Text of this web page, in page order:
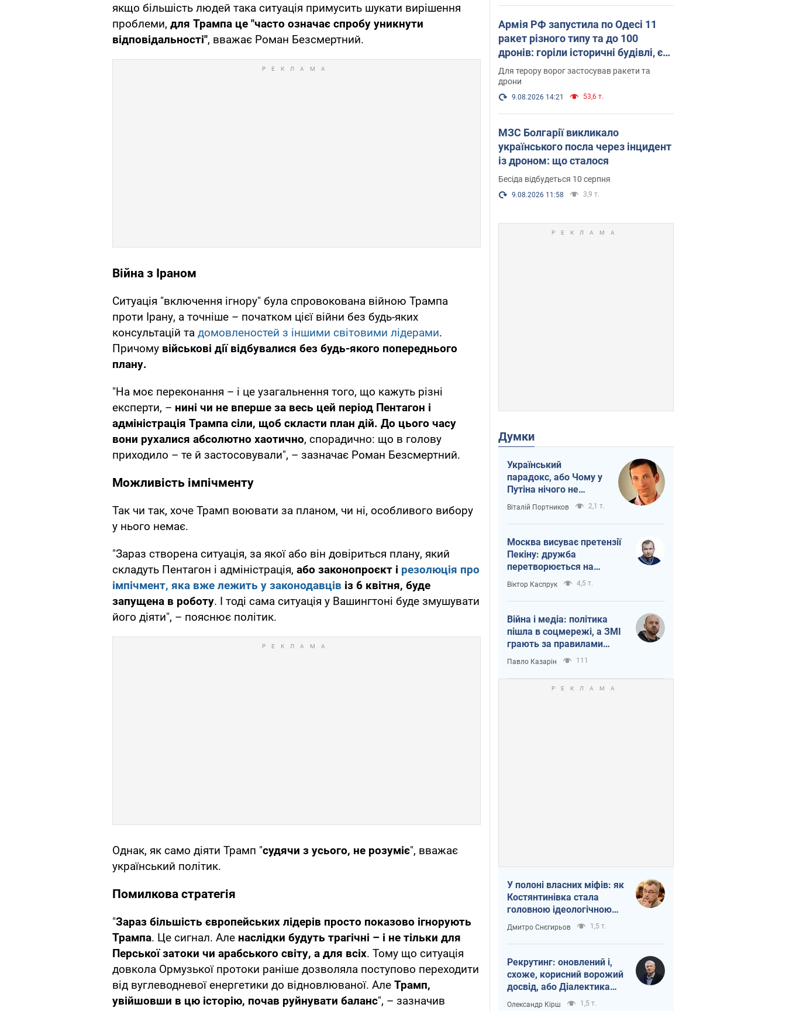
якщо більшість людей така ситуація примусить шукати вирішення
проблеми, для Трампа це "часто означає спробу уникнути
відповідальності", вважає Роман Безсмертний.
Війна з Іраном
Ситуація "включення ігнору" була спровокована війною Трампа
проти Ірану, а точніше – початком цієї війни без будь-яких
консультацій та домовленостей з іншими світовими лідерами.
Причому військові дії відбувалися без будь-якого попереднього
плану.
"На моє переконання – і це узагальнення того, що кажуть різні
експерти, – нині чи не вперше за весь цей період Пентагон і
адміністрація Трампа сіли, щоб скласти план дій. До цього часу
вони рухалися абсолютно хаотично, спорадично: що в голову
приходило – те й застосовували", – зазначає Роман Безсмертний.
Можливість імпічменту
Так чи так, хоче Трамп воювати за планом, чи ні, особливого вибору
у нього немає.
"Зараз створена ситуація, за якої або він довіриться плану, який
складуть Пентагон і адміністрація, або законопроєкт і резолюція про
імпічмент, яка вже лежить у законодавців із 6 квітня, буде
запущена в роботу. І тоді сама ситуація у Вашингтоні буде змушувати
його діяти", – пояснює політик.
Однак, як само діяти Трамп "судячи з усього, не розуміє", вважає
український політик.
Помилкова стратегія
"Зараз більшість європейських лідерів просто показово ігнорують
Трампа. Це сигнал. Але наслідки будуть трагічні – і не тільки для
Перської затоки чи арабського світу, а для всіх. Тому що ситуація
довкола Ормузької протоки раніше дозволяла поступово переходити
від вуглеводневої енергетики до відновлюваної. Але Трамп,
увійшовши в цю історію, почав руйнувати баланс", – зазначив
Армія РФ запустила по Одесі 11
ракет різного типу та до 100
дронів: горіли історичні будівлі, є
постраждалі. Фото та відео
Для терору ворог застосував ракети та
дрони
9.08.2026 14:21 53,6 т.
МЗС Болгарії викликало
українського посла через інцидент
із дроном: що сталося
Бесіда відбудеться 10 серпня
9.08.2026 11:58 3,9 т.
Думки
Український
парадокс, або Чому у
Путіна нічого не
вийшло з Україною
Віталій Портников 2,1 т.
Москва висуває претензії
Пекіну: дружба
перетворюється на
залежність Росії від
Китаю
Віктор Каспрук 4,5 т.
Війна і медіа: політика
пішла в соцмережі, а ЗМІ
грають за правилами
ютуб
Павло Казарін 111
У полоні власних міфів: як
Костянтинівка стала
головною ідеологічною
пасткою для російських
окупантів
Дмитро Снєгирьов 1,5 т.
Рекрутинг: оновлений і,
схоже, корисний ворожий
досвід, або Діалектика
вибагливого боягузтва
Олександр Кірш 1,5 т.